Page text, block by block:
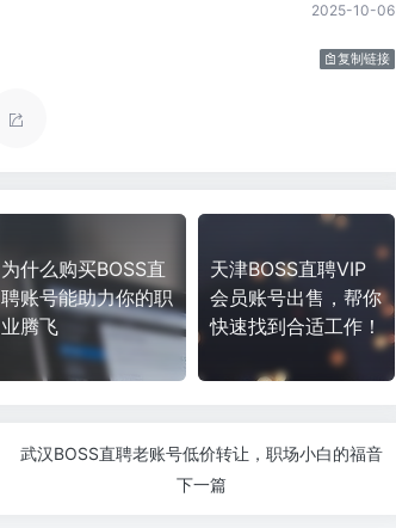
2025-10-06
复制链接
为什么购买BOSS直
聘账号能助力你的职
业腾飞
天津BOSS直聘VIP
会员账号出售，帮你
快速找到合适工作！
武汉BOSS直聘老账号低价转让，职场小白的福音
下一篇